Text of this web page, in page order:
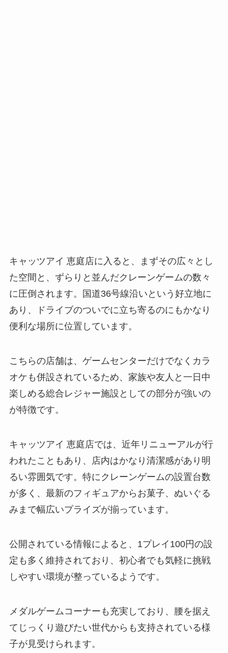
キャッツアイ 恵庭店に入ると、まずその広々とし
た空間と、ずらりと並んだクレーンゲームの数々
に圧倒されます。国道36号線沿いという好立地に
あり、ドライブのついでに立ち寄るのにもかなり
便利な場所に位置しています。
こちらの店舗は、ゲームセンターだけでなくカラ
オケも併設されているため、家族や友人と一日中
楽しめる総合レジャー施設としての部分が強いの
が特徴です。
キャッツアイ 恵庭店では、近年リニューアルが行
われたこともあり、店内はかなり清潔感があり明
るい雰囲気です。特にクレーンゲームの設置台数
が多く、最新のフィギュアからお菓子、ぬいぐる
みまで幅広いプライズが揃っています。
公開されている情報によると、1プレイ100円の設
定も多く維持されており、初心者でも気軽に挑戦
しやすい環境が整っているようです。
メダルゲームコーナーも充実しており、腰を据え
てじっくり遊びたい世代からも支持されている様
子が見受けられます。